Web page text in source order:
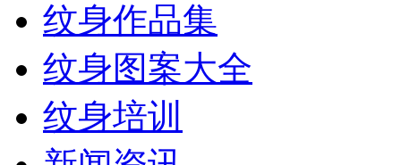
纹身作品集
纹身图案大全
纹身培训